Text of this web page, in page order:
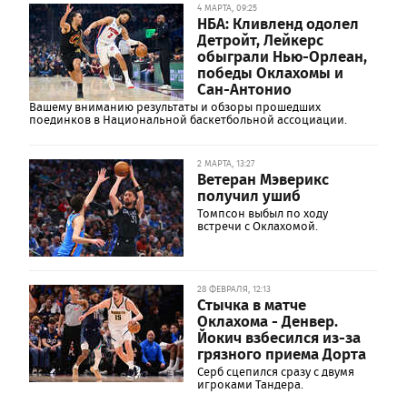
4 МАРТА, 09:25
НБА: Кливленд одолел
Детройт, Лейкерс
обыграли Нью-Орлеан,
победы Оклахомы и
Сан-Антонио
Вашему вниманию результаты и обзоры прошедших
поединков в Национальной баскетбольной ассоциации.
2 МАРТА, 13:27
Ветеран Мэверикс
получил ушиб
Томпсон выбыл по ходу
встречи с Оклахомой.
28 ФЕВРАЛЯ, 12:13
Стычка в матче
Оклахома - Денвер.
Йокич взбесился из-за
грязного приема Дорта
Серб сцепился сразу с двумя
игроками Тандера.